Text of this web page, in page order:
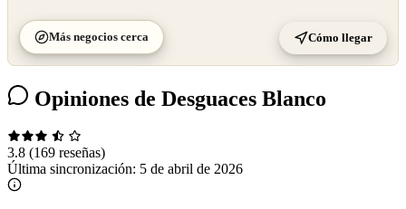
Más negocios cerca Cómo llegar
Opiniones de Desguaces Blanco
3.8 (169 reseñas)
Última sincronización: 5 de abril de 2026